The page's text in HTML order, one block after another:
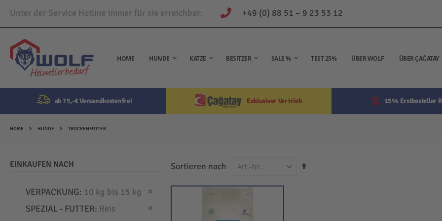
Unter der Service Hotline immer für sie erreichbar: +49 (0) 88 51 – 9 23 53 12
Direkt
zum
Inhalt
HOME HUNDE KATZE BESITZER SALE % TEST 25% ÜBER WOLF ÜBER ÇAĞATAY
ab 75,-€ Versandkostenfrei Exklusiver Vertrieb 15% Erstbesteller
HOME HUNDE TROCKENFUTTER
Sortieren nach
In
EINKAUFEN NACH
VERPACKUNG 10 kg bis 15 kg
Dies entfernen
SPEZIAL - FUTTER Reis